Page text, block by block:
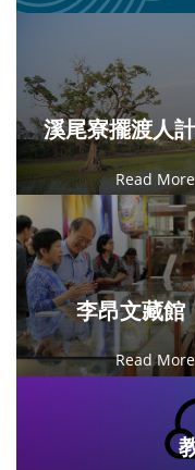
溪尾寮擺渡人
Read More
李昂文藏館
Read More